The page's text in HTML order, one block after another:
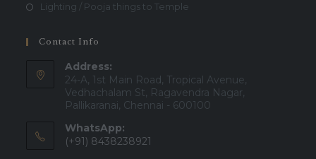
Lighting / Pooja things to Temple
Contact Info
Address:
24-A, 1st Main Road, Tropical Avenue,
Vedhachalam St, Ragavendra Nagar,
Pallikaranai, Chennai - 600100
WhatsApp:
(+91) 8438238921